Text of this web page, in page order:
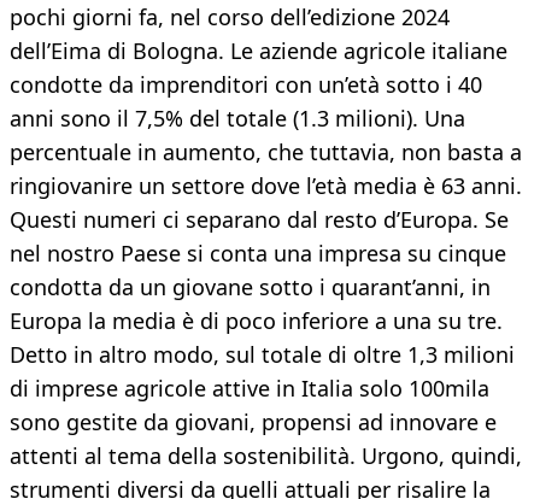
pochi giorni fa, nel corso dell’edizione 2024
dell’Eima di Bologna. Le aziende agricole italiane
condotte da imprenditori con un’età sotto i 40
anni sono il 7,5% del totale (1.3 milioni). Una
percentuale in aumento, che tuttavia, non basta a
ringiovanire un settore dove l’età media è 63 anni.
Questi numeri ci separano dal resto d’Europa. Se
nel nostro Paese si conta una impresa su cinque
condotta da un giovane sotto i quarant’anni, in
Europa la media è di poco inferiore a una su tre.
Detto in altro modo, sul totale di oltre 1,3 milioni
di imprese agricole attive in Italia solo 100mila
sono gestite da giovani, propensi ad innovare e
attenti al tema della sostenibilità. Urgono, quindi,
strumenti diversi da quelli attuali per risalire la